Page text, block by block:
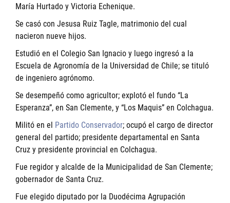
María Hurtado y Victoria Echenique.
Se casó con Jesusa Ruiz Tagle, matrimonio del cual
nacieron nueve hijos.
Estudió en el Colegio San Ignacio y luego ingresó a la
Escuela de Agronomía de la Universidad de Chile; se tituló
de ingeniero agrónomo.
Se desempeñó como agricultor; explotó el fundo “La
Esperanza”, en San Clemente, y “Los Maquis” en Colchagua.
Militó en el Partido Conservador; ocupó el cargo de director
general del partido; presidente departamental en Santa
Cruz y presidente provincial en Colchagua.
Fue regidor y alcalde de la Municipalidad de San Clemente;
gobernador de Santa Cruz.
Fue elegido diputado por la Duodécima Agrupación